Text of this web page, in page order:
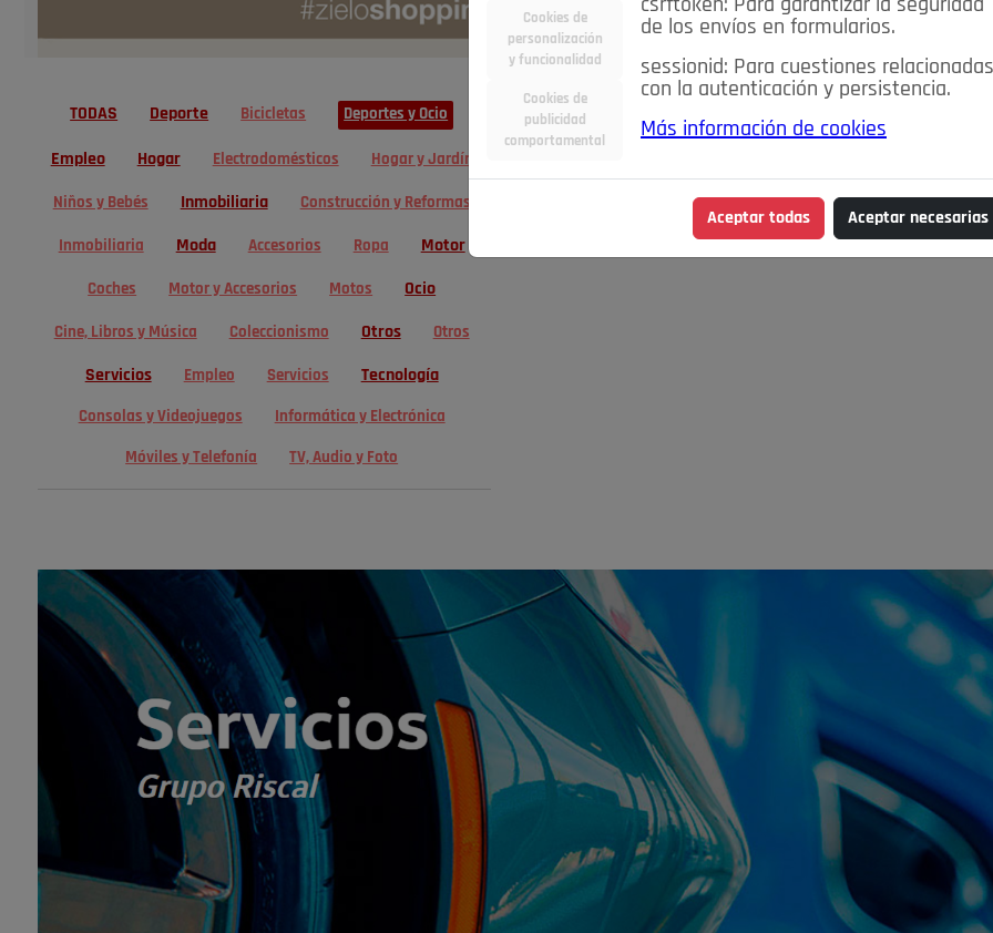
TODAS Deporte Bicicletas Deportes y Ocio
Empleo Hogar Electrodomésticos Hogar y Jardín
Niños y Bebés Inmobiliaria Construcción y Reformas
Inmobiliaria Moda Accesorios Ropa Motor
Coches Motor y Accesorios Motos Ocio
Cine, Libros y Música Coleccionismo Otros Otros
Servicios Empleo Servicios Tecnología
Consolas y Videojuegos Informática y Electrónica
Móviles y Telefonía TV, Audio y Foto
Cookies de
personalización
y funcionalidad
Cookies de
publicidad
comportamental
csrftoken: Para garantizar la seguridad
de los envíos en formularios.
sessionid: Para cuestiones relacionadas
con la autenticación y persistencia.
Más información de cookies
Aceptar todas Aceptar necesarias